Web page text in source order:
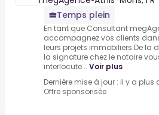
Temps plein
En tant que Consultant
accompagnez vos clients
leurs projets immobiliers.De la
la signature chez le notaire
interlocute... Voir plus
Dernière mise à jour : il y a plus
Offre sponsorisée